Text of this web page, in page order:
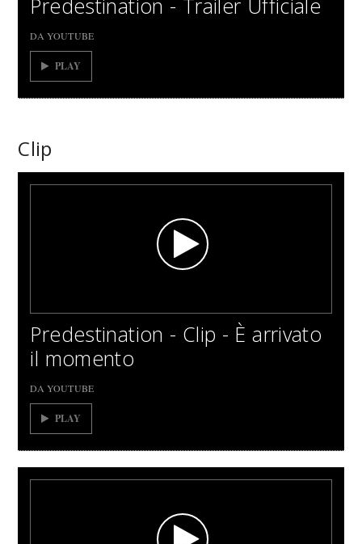
Predestination - Trailer Ufficiale
DA YOUTUBE
PLAY
Clip
Predestination - Clip - È arrivato
il momento
DA YOUTUBE
PLAY